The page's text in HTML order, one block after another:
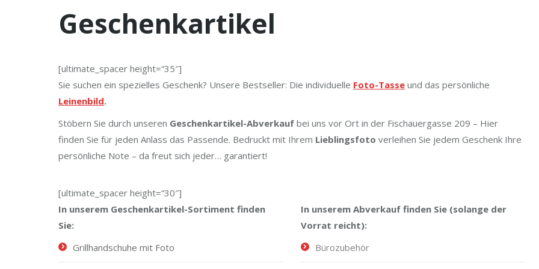
Geschenkartikel
[ultimate_spacer height=“35″]
Sie suchen ein spezielles Geschenk? Unsere Bestseller: Die individuelle Foto-Tasse und das persönliche
Leinenbild.
Stöbern Sie durch unseren Geschenkartikel-Abverkauf bei uns vor Ort in der Fischauergasse 209 – Hier
finden Sie für jeden Anlass das Passende. Bedruckt mit Ihrem Lieblingsfoto verleihen Sie jedem Geschenk Ihre
persönliche Note – da freut sich jeder… garantiert!
[ultimate_spacer height=“30″]
In unserem Geschenkartikel-Sortiment finden
Sie:
Grillhandschuhe mit Foto
In unserem Abverkauf finden Sie (solange der
Vorrat reicht):
Bürozubehör